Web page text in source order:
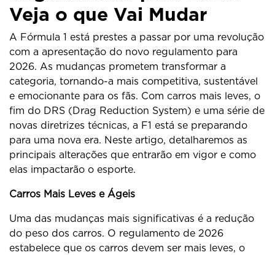
Veja o que Vai Mudar
A Fórmula 1 está prestes a passar por uma revolução
com a apresentação do novo regulamento para
2026. As mudanças prometem transformar a
categoria, tornando-a mais competitiva, sustentável
e emocionante para os fãs. Com carros mais leves, o
fim do DRS (Drag Reduction System) e uma série de
novas diretrizes técnicas, a F1 está se preparando
para uma nova era. Neste artigo, detalharemos as
principais alterações que entrarão em vigor e como
elas impactarão o esporte.
Carros Mais Leves e Ágeis
Uma das mudanças mais significativas é a redução
do peso dos carros. O regulamento de 2026
estabelece que os carros devem ser mais leves, o